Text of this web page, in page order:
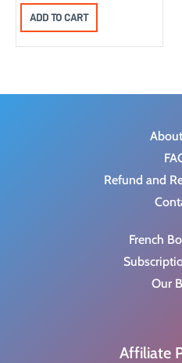
ADD TO CART
Refund and
French
Our
Affiliate